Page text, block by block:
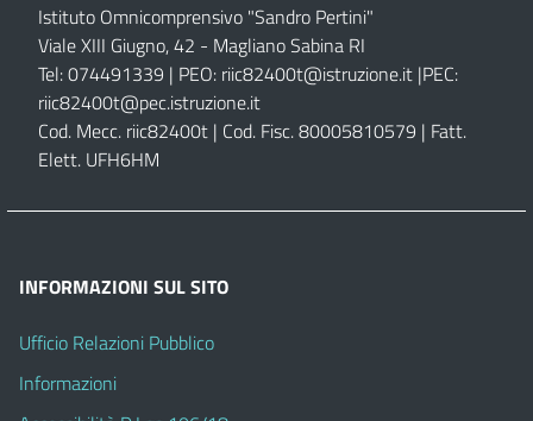
Istituto Omnicomprensivo "Sandro Pertini"
Viale XIII Giugno, 42 - Magliano Sabina RI
Tel: 074491339 | PEO: riic82400t@istruzione.it |PEC:
riic82400t@pec.istruzione.it
Cod. Mecc. riic82400t | Cod. Fisc. 80005810579 | Fatt.
Elett. UFH6HM
INFORMAZIONI SUL SITO
Ufficio Relazioni Pubblico
Informazioni